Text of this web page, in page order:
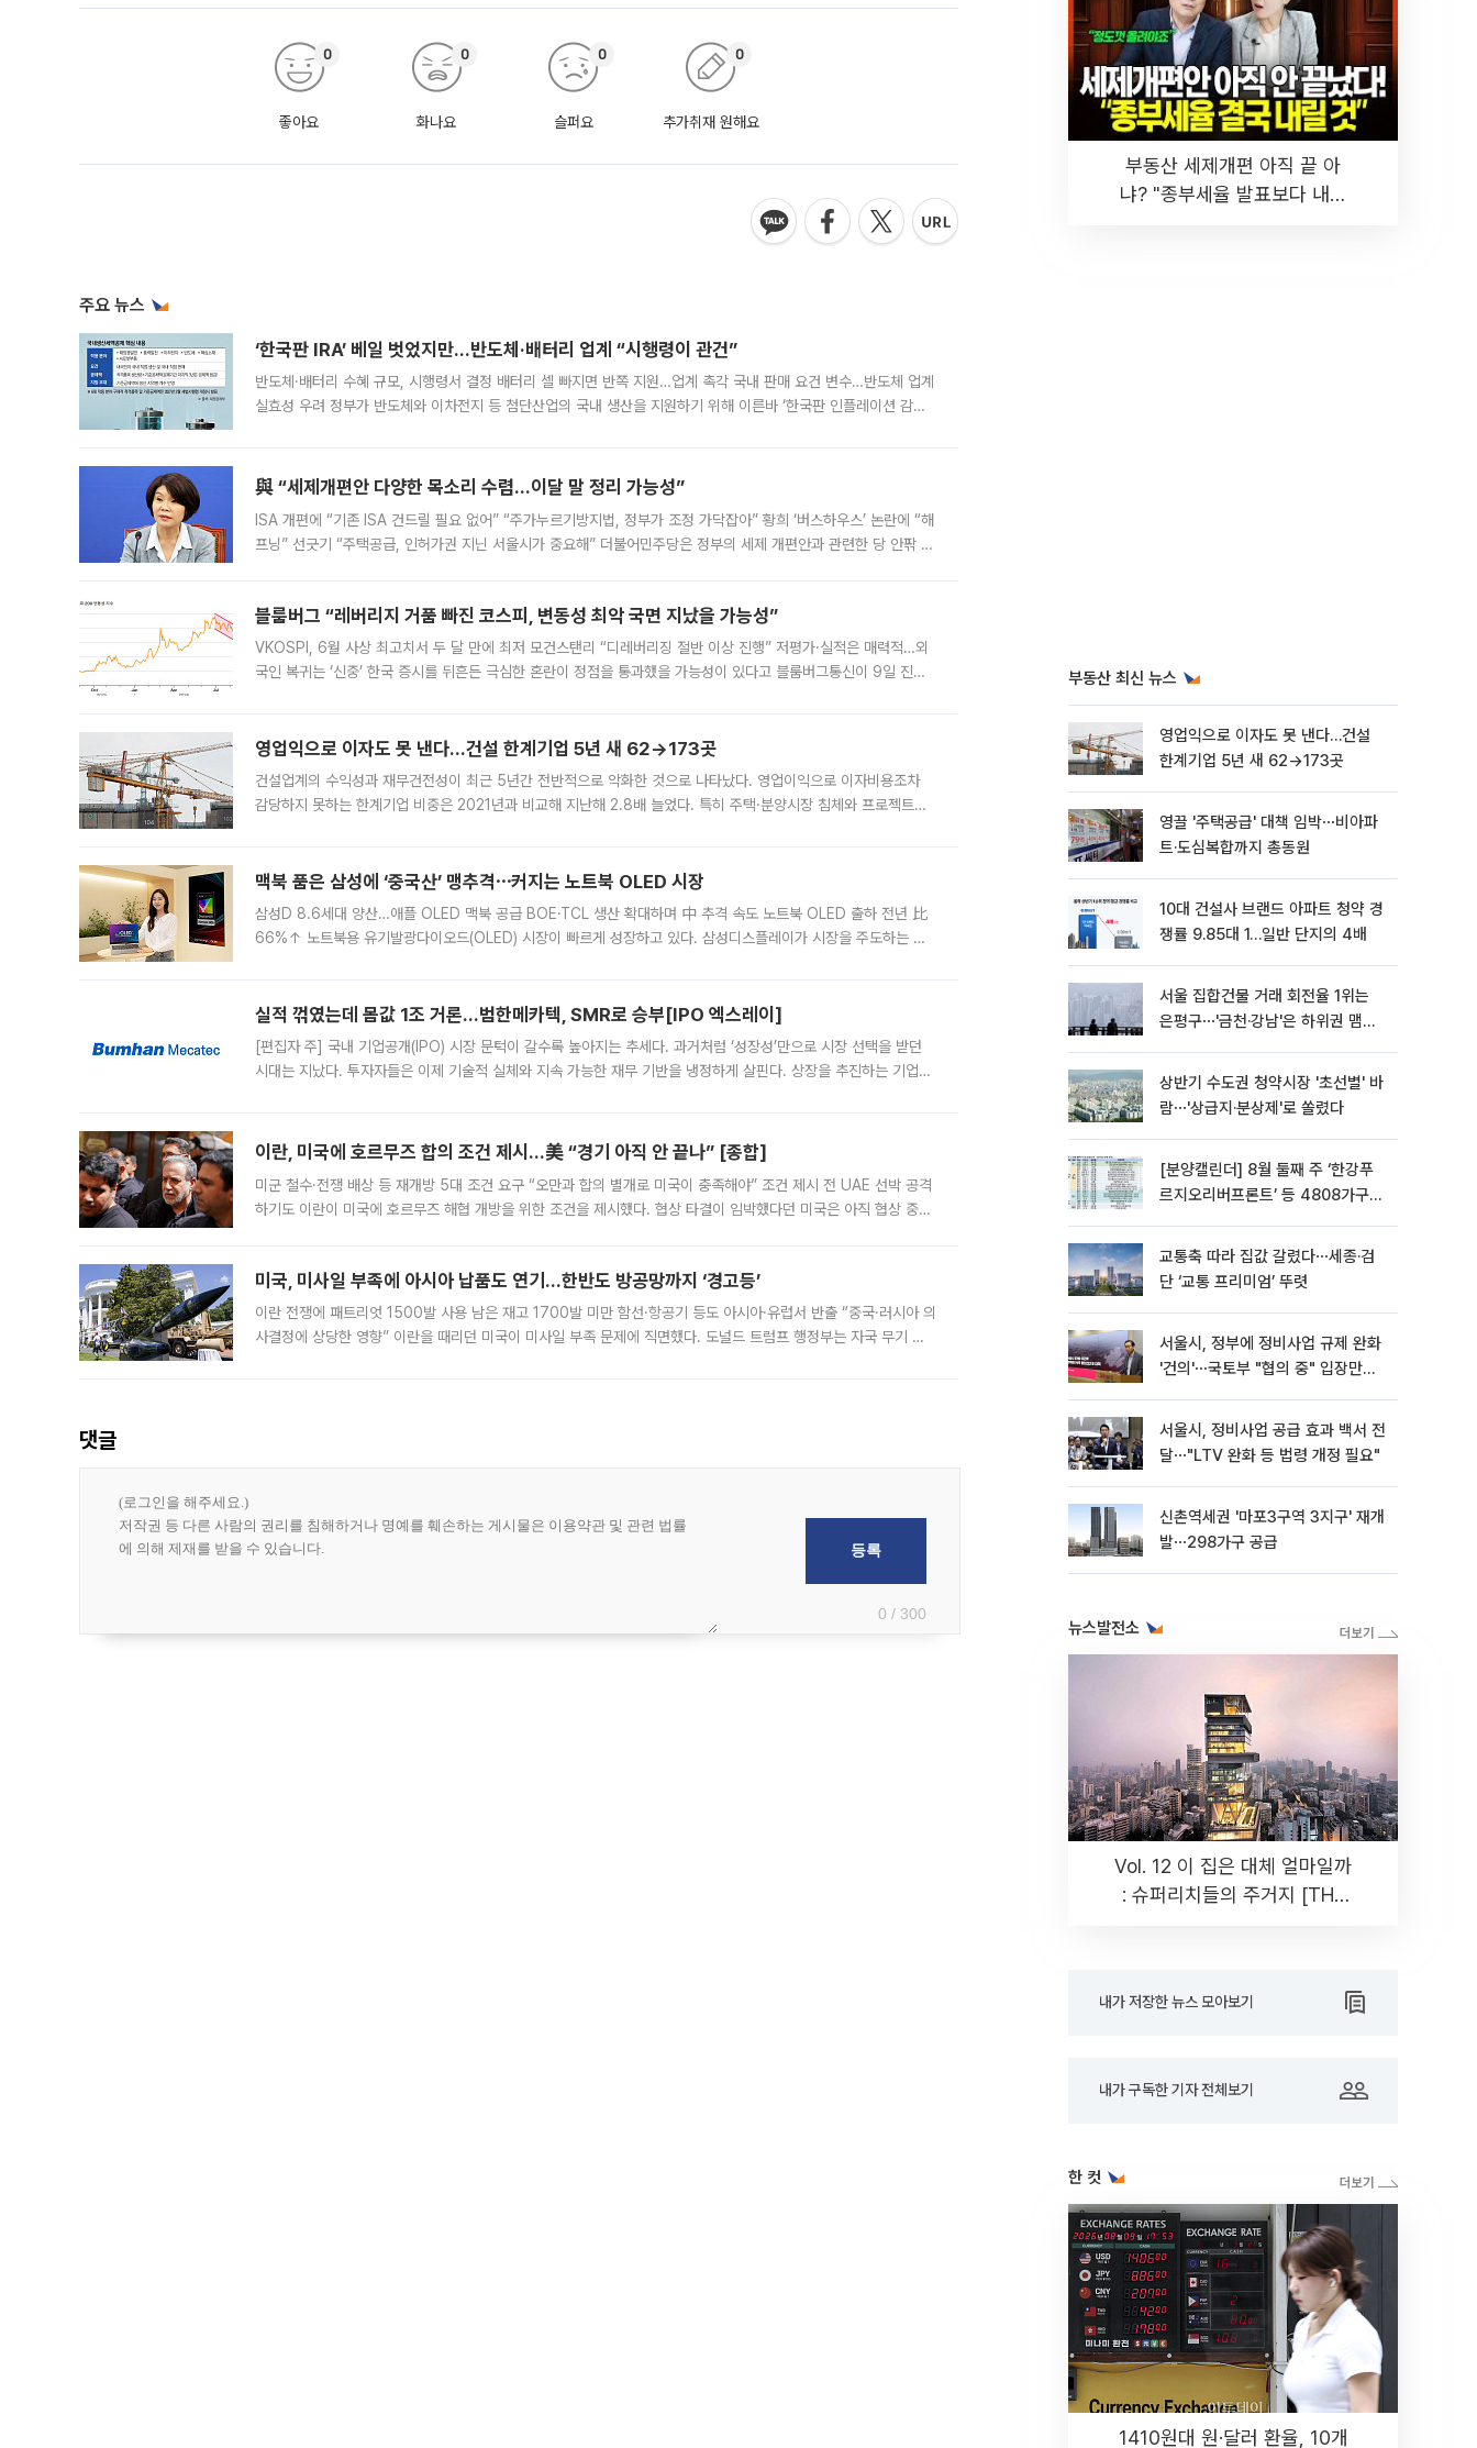
좋아요
0
화나요
0
슬퍼요
0
추가취재 원해요
0
주요 뉴스
‘한국판 IRA’ 베일 벗었지만…반도체·배터리 업계 “시행령이 관건”
반도체·배터리 수혜 규모, 시행령서 결정 배터리 셀 빠지면 반쪽 지원…업계 촉각 국내 판매 요건 변수…반도체 업계
실효성 우려 정부가 반도체와 이차전지 등 첨단산업의 국내 생산을 지원하기 위해 이른바 ‘한국판 인플레이션 감축
與 “세제개편안 다양한 목소리 수렴…이달 말 정리 가능성”
ISA 개편에 “기존 ISA 건드릴 필요 없어” “주가누르기방지법, 정부가 조정 가닥잡아” 황희 ‘버스하우스’ 논란에 “해
프닝” 선긋기 “주택공급, 인허가권 지닌 서울시가 중요해” 더불어민주당은 정부의 세제 개편안과 관련한 당 안팎 의
블룸버그 “레버리지 거품 빠진 코스피, 변동성 최악 국면 지났을 가능성”
VKOSPI, 6월 사상 최고치서 두 달 만에 최저 모건스탠리 “디레버리징 절반 이상 진행” 저평가·실적은 매력적…외
국인 복귀는 ‘신중’ 한국 증시를 뒤흔든 극심한 혼란이 정점을 통과했을 가능성이 있다고 블룸버그통신이 9일 진단
영업익으로 이자도 못 낸다…건설 한계기업 5년 새 62→173곳
건설업계의 수익성과 재무건전성이 최근 5년간 전반적으로 악화한 것으로 나타났다. 영업이익으로 이자비용조차
감당하지 못하는 한계기업 비중은 2021년과 비교해 지난해 2.8배 늘었다. 특히 주택·분양시장 침체와 프로젝트파
맥북 품은 삼성에 ‘중국산’ 맹추격⋯커지는 노트북 OLED 시장
삼성D 8.6세대 양산…애플 OLED 맥북 공급 BOE·TCL 생산 확대하며 中 추격 속도 노트북 OLED 출하 전년 比
66%↑ 노트북용 유기발광다이오드(OLED) 시장이 빠르게 성장하고 있다. 삼성디스플레이가 시장을 주도하는 가
실적 꺾였는데 몸값 1조 거론…범한메카텍, SMR로 승부[IPO 엑스레이]
[편집자 주] 국내 기업공개(IPO) 시장 문턱이 갈수록 높아지는 추세다. 과거처럼 ‘성장성’만으로 시장 선택을 받던
시대는 지났다. 투자자들은 이제 기술적 실체와 지속 가능한 재무 기반을 냉정하게 살핀다. 상장을 추진하는 기업들
이란, 미국에 호르무즈 합의 조건 제시…美 “경기 아직 안 끝나” [종합]
미군 철수·전쟁 배상 등 재개방 5대 조건 요구 “오만과 합의 별개로 미국이 충족해야” 조건 제시 전 UAE 선박 공격
하기도 이란이 미국에 호르무즈 해협 개방을 위한 조건을 제시했다. 협상 타결이 임박했다던 미국은 아직 협상 중이
미국, 미사일 부족에 아시아 납품도 연기…한반도 방공망까지 ‘경고등’
이란 전쟁에 패트리엇 1500발 사용 남은 재고 1700발 미만 함선·항공기 등도 아시아·유럽서 반출 “중국·러시아 의
사결정에 상당한 영향” 이란을 때리던 미국이 미사일 부족 문제에 직면했다. 도널드 트럼프 행정부는 자국 무기 공
댓글
0 / 300
부동산 세제개편 아직 끝 아
냐? "종부세율 발표보다 내릴
부동산 최신 뉴스
영업익으로 이자도 못 낸다…건설
한계기업 5년 새 62→173곳
영끌 '주택공급' 대책 임박⋯비아파
트·도심복합까지 총동원
10대 건설사 브랜드 아파트 청약 경
쟁률 9.85대 1…일반 단지의 4배
서울 집합건물 거래 회전율 1위는
은평구⋯'금천·강남'은 하위권 맴돌
상반기 수도권 청약시장 '초선별' 바
람⋯'상급지·분상제'로 쏠렸다
[분양캘린더] 8월 둘째 주 ‘한강푸
르지오리버프론트’ 등 4808가구
교통축 따라 집값 갈렸다⋯세종·검
단 ‘교통 프리미엄’ 뚜렷
서울시, 정부에 정비사업 규제 완화
'건의'⋯국토부 "협의 중" 입장만
서울시, 정비사업 공급 효과 백서 전
달⋯"LTV 완화 등 법령 개정 필요"
신촌역세권 '마포3구역 3지구' 재개
발⋯298가구 공급
뉴스발전소
Vol. 12 이 집은 대체 얼마일까
: 슈퍼리치들의 주거지 [THE
내가 저장한 뉴스 모아보기
내가 구독한 기자 전체보기
한 컷
1410원대 원·달러 환율, 10개